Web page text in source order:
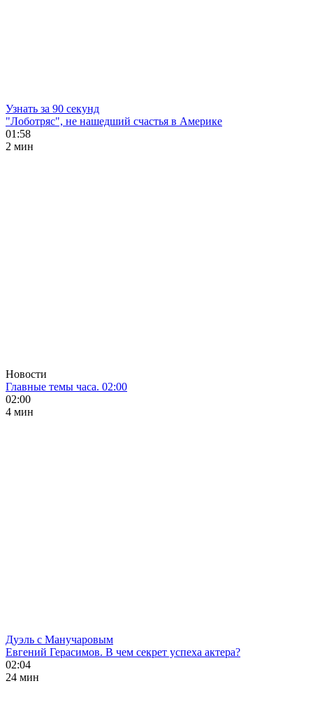
Узнать за 90 секунд
"Лоботряс", не нашедший счастья в Америке
01:58
2 мин
Новости
Главные темы часа. 02:00
02:00
4 мин
Дуэль с Манучаровым
Евгений Герасимов. В чем секрет успеха актера?
02:04
24 мин